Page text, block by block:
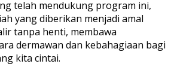
telah mendukung program ini,
yang diberikan menjadi amal
tanpa henti, membawa
dermawan dan kebahagiaan bagi
kita cintai.